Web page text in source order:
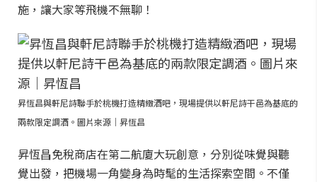
施，讓大家等飛機不無聊！
昇恆昌與軒尼詩聯手於桃機打造精緻酒吧，現場提供以軒尼詩干邑為基底的
兩款限定調酒。圖片來源｜昇恆昌
昇恆昌免稅商店在第二航廈大玩創意，分別從味覺與聽
覺出發，把機場一角變身為時髦的生活探索空間。不僅